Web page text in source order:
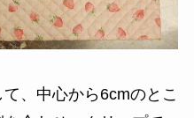
、中心から6cmのとこ